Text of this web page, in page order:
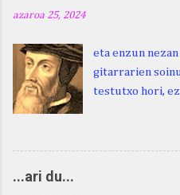
azaroa 25, 2024
eta enzun
gitarrarien
testutxo hori,
justuri...) hitza
Kontua da,
...ari du...